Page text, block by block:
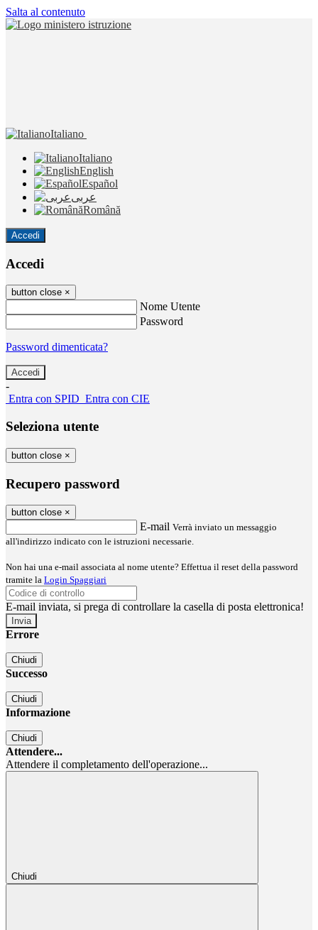
Salta al contenuto
Italiano
Italiano
English
Español
عربى
Română
Accedi
Accedi
button close ×
Nome Utente
Password
Password dimenticata?
-
Entra con SPID Entra con CIE
Seleziona utente
button close ×
Recupero password
button close ×
E-mail Verrà inviato un messaggio
all'indirizzo indicato con le istruzioni necessarie.
Non hai una e-mail associata al nome utente? Effettua il reset della password
tramite la Login Spaggiari
E-mail inviata, si prega di controllare la casella di posta elettronica!
Errore
Chiudi
Successo
Chiudi
Informazione
Chiudi
Attendere...
Attendere il completamento dell'operazione...
Chiudi